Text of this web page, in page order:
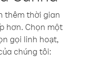
thêm thời gian
hơn. Chọn một
gọi linh hoạt,
chúng tôi: